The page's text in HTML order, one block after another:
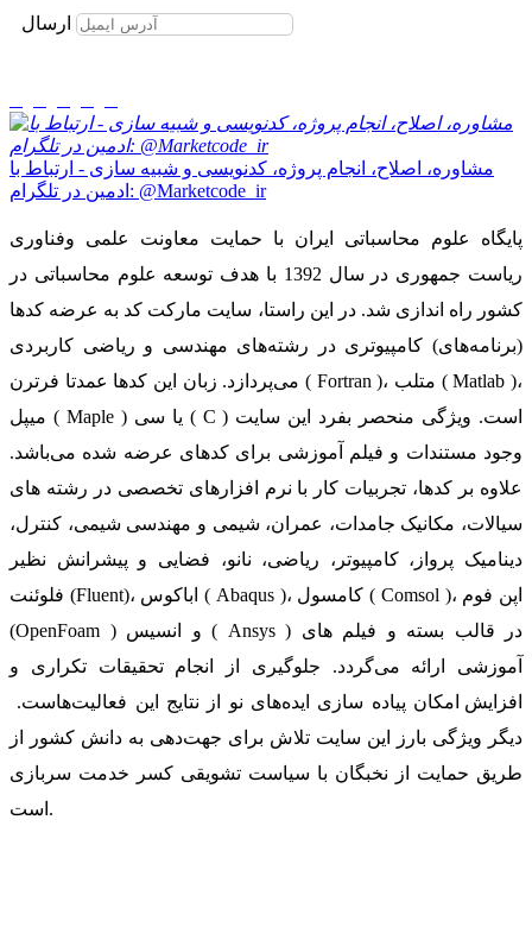
ارسال
مشاوره، اصلاح، انجام پروژه، کدنویسی و شبیه سازی - ارتباط با
ادمین در تلگرام: @Marketcode_ir
پایگاه علوم محاسباتی ایران با حمایت معاونت علمی وفناوری
ریاست جمهوری در سال 1392 با هدف توسعه علوم محاسباتی در
کشور راه اندازی شد. در این راستا، سایت مارکت کد به عرضه کدها
(برنامه‌های) کامپیوتری در رشته‌های مهندسی و ریاضی کاربردی
می‌پردازد. زبان این کدها عمدتا فرترن ( Fortran )، متلب ( Matlab )،
میپل ( Maple ) یا سی ( C ) است. ویژگی منحصر بفرد این سایت
وجود مستندات و فیلم آموزشی برای کدهای عرضه شده می‌باشد.
علاوه بر کدها، تجربیات کار با نرم افزارهای تخصصی در رشته های
سیالات، مکانیک جامدات، عمران، شیمی و مهندسی شیمی، کنترل،
دینامیک پرواز، کامپیوتر، ریاضی، نانو، فضایی و پیشرانش نظیر
فلوئنت (Fluent)، اباکوس ( Abaqus )، کامسول ( Comsol )، اپن فوم
(OpenFoam ) و انسیس ( Ansys ) در قالب بسته‌ و فیلم های
آموزشی ارائه می‌گردد. جلوگیری از انجام تحقیقات تکراری و
افزایش امکان پیاده سازی ایده‌های نو از نتایج این فعالیت‌هاست.
دیگر ویژگی بارز این سایت تلاش برای جهت‌دهی به دانش کشور از
طریق حمایت از نخبگان با سیاست تشویقی کسر خدمت سربازی
است.